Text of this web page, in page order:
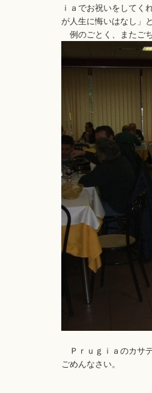
ｉａでお祝いをしてく
が人生に悔いはなし」
例のごとく、またご
Ｐｒｕｇｉａのカサ
ごめんなさい。